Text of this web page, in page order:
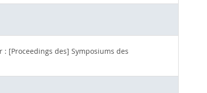
[Proceedings des] Symposiums des